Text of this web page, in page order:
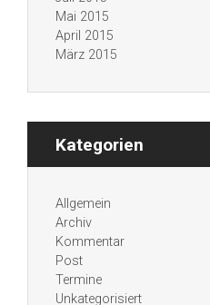
Mai 2015
April 2015
März 2015
Kategorien
Allgemein
Archiv
Kommentar
Post
Termine
Unkategorisiert